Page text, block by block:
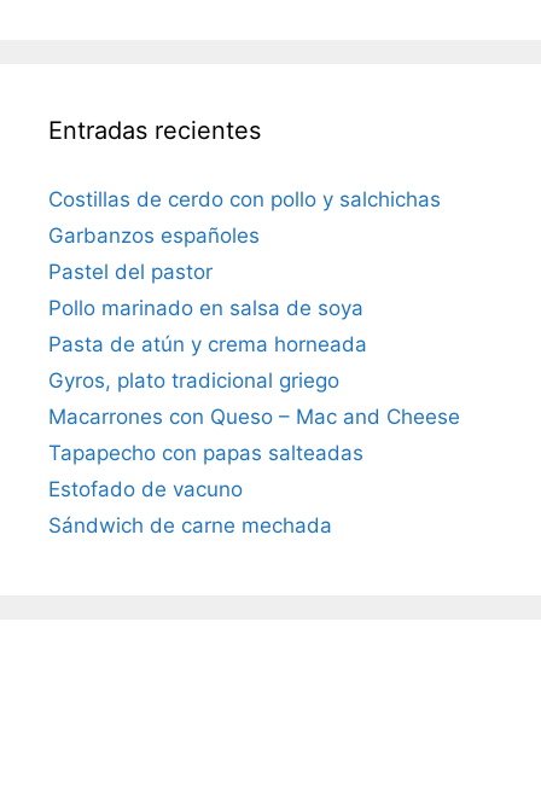
Entradas recientes
Costillas de cerdo con pollo y salchichas
Garbanzos españoles
Pastel del pastor
Pollo marinado en salsa de soya
Pasta de atún y crema horneada
Gyros, plato tradicional griego
Macarrones con Queso – Mac and Cheese
Tapapecho con papas salteadas
Estofado de vacuno
Sándwich de carne mechada